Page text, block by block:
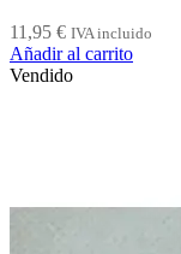
11,95 € IVA incluido
Añadir al carrito
Vendido